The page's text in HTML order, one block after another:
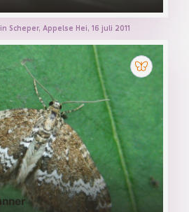
Scheper, Appelse Hei, 16 juli 2011